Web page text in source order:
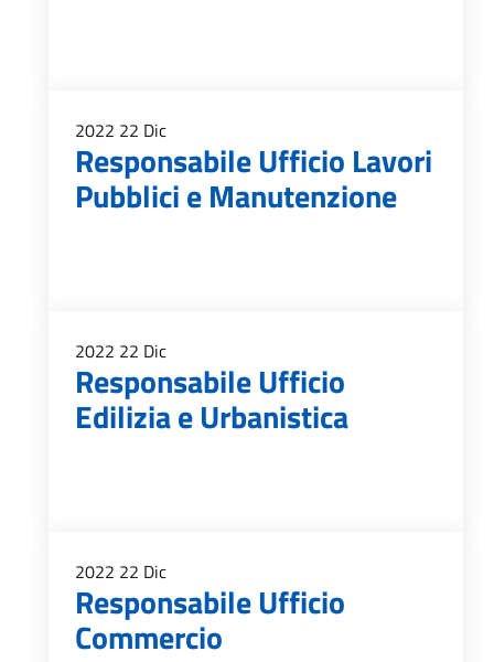
2022 22 Dic
Responsabile Ufficio Lavori
Pubblici e Manutenzione
2022 22 Dic
Responsabile Ufficio
Edilizia e Urbanistica
2022 22 Dic
Responsabile Ufficio
Commercio